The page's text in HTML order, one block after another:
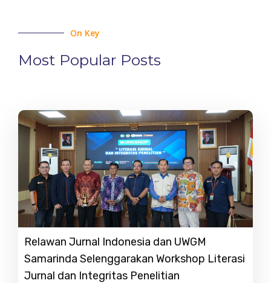
On Key
Most Popular Posts
Relawan Jurnal Indonesia dan UWGM
Samarinda Selenggarakan Workshop Literasi
Jurnal dan Integritas Penelitian